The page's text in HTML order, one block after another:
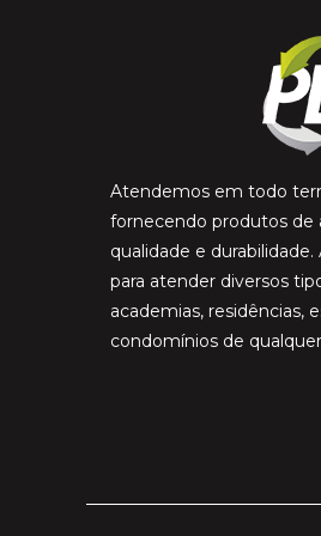
Atendemos em todo
fornecendo produtos de
qualidade e durabilidade.
para atender diversos
academias, residências,
condomínios de